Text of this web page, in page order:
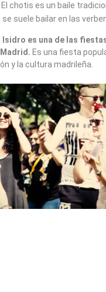
El chotis es un baile
suele bailar en las
Isidro es una de las
Es una fiesta
y la cultura madrileña.